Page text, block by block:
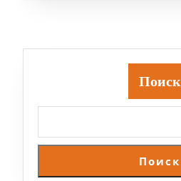
Поиск
Поиск